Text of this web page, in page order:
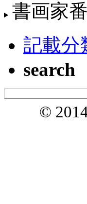
書画家
記載分
search
©